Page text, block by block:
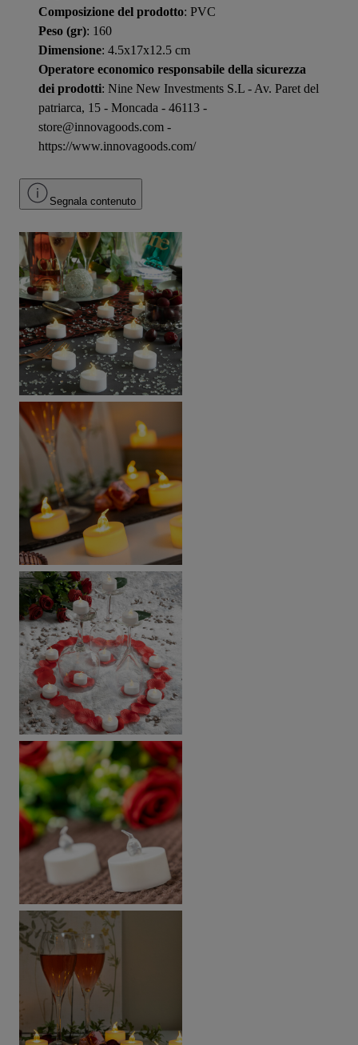
Composizione del prodotto: PVC
Peso (gr): 160
Dimensione: 4.5x17x12.5 cm
Operatore economico responsabile della sicurezza
dei prodotti: Nine New Investments S.L - Av. Paret del
patriarca, 15 - Moncada - 46113 -
store@innovagoods.com -
https://www.innovagoods.com/
Segnala contenuto